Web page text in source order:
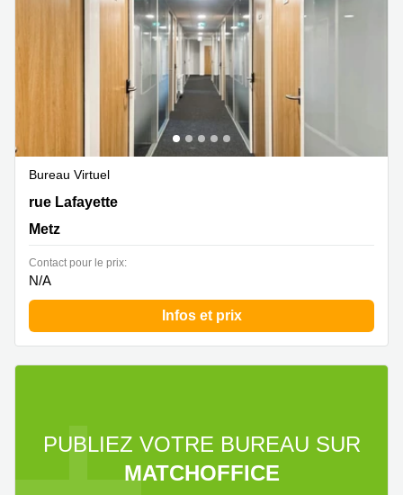
Bureau Virtuel
2 rue Lafayette, Metz
rue Lafayette
Metz
Contact pour le prix:
N/A
Infos et prix
PUBLIEZ VOTRE BUREAU SUR
MATCHOFFICE